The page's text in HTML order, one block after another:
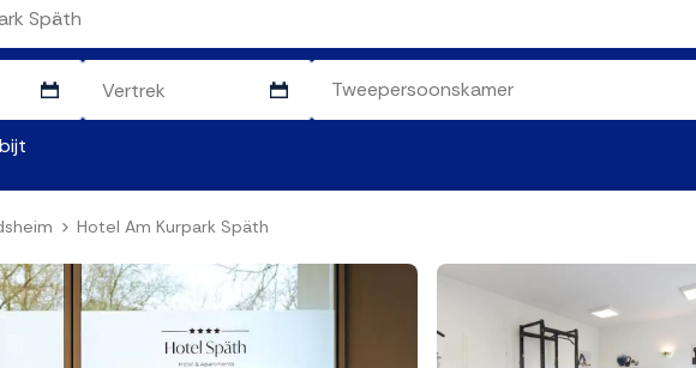
Hotel Am Kurpark Späth